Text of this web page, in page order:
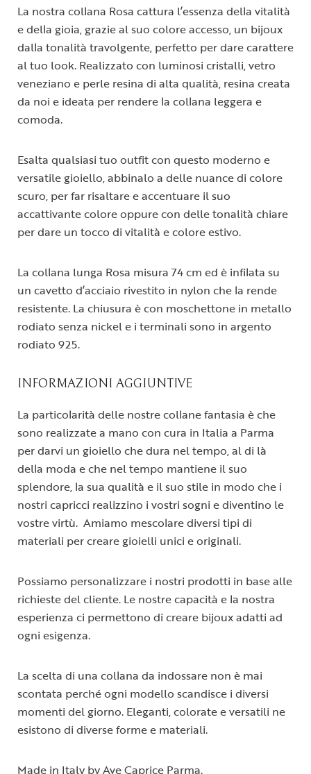
La nostra collana Rosa cattura l’essenza della vitalità
e della gioia, grazie al suo colore accesso, un bijoux
dalla tonalità travolgente, perfetto per dare carattere
al tuo look. Realizzato con luminosi cristalli, vetro
veneziano e perle resina di alta qualità, resina creata
da noi e ideata per rendere la collana leggera e
comoda.
Esalta qualsiasi tuo outfit con questo moderno e
versatile gioiello, abbinalo a delle nuance di colore
scuro, per far risaltare e accentuare il suo
accattivante colore oppure con delle tonalità chiare
per dare un tocco di vitalità e colore estivo.
La collana lunga Rosa misura 74 cm ed è infilata su
un cavetto d’acciaio rivestito in nylon che la rende
resistente. La chiusura è con moschettone in metallo
rodiato senza nickel e i terminali sono in argento
rodiato 925.
INFORMAZIONI AGGIUNTIVE
La particolarità delle nostre collane fantasia è che
sono realizzate a mano con cura in Italia a Parma
per darvi un gioiello che dura nel tempo, al di là
della moda e che nel tempo mantiene il suo
splendore, la sua qualità e il suo stile in modo che i
nostri capricci realizzino i vostri sogni e diventino le
vostre virtù. Amiamo mescolare diversi tipi di
materiali per creare gioielli unici e originali.
Possiamo personalizzare i nostri prodotti in base alle
richieste del cliente. Le nostre capacità e la nostra
esperienza ci permettono di creare bijoux adatti ad
ogni esigenza.
La scelta di una collana da indossare non è mai
scontata perché ogni modello scandisce i diversi
momenti del giorno. Eleganti, colorate e versatili ne
esistono di diverse forme e materiali.
Made in Italy by Ave Caprice Parma.